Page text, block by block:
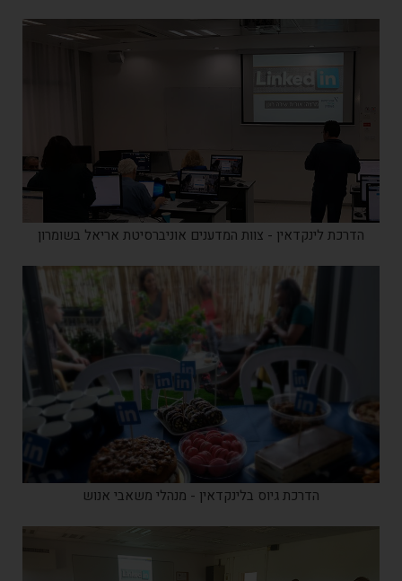
הדרכת לינקדאין - צוות המדענים אוניברסיטת אריאל בשומרון
הדרכת גיוס בלינקדאין - מנהלי משאבי אנוש